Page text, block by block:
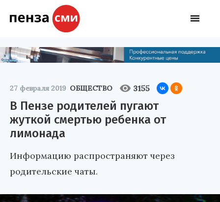
27 февраля 2019 ОБЩЕСТВО 3155
В Пензе родителей пугают
жуткой смертью ребенка от
лимонада
Информацию распространяют через
родительские чаты.